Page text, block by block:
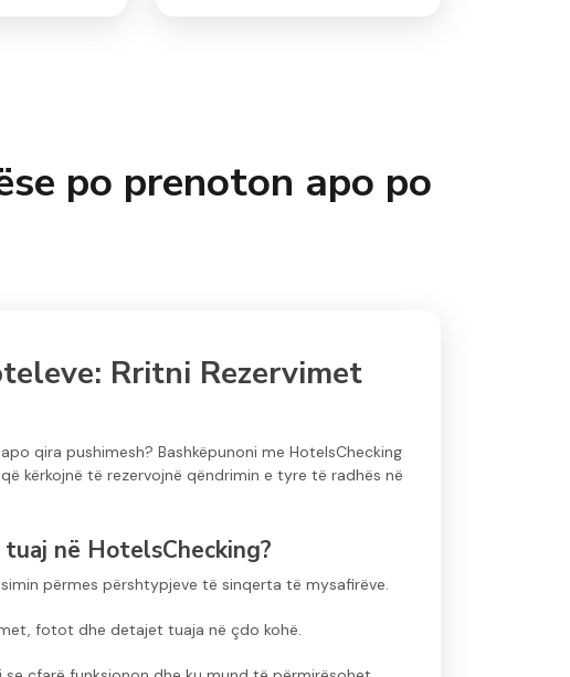
po prenoton apo po
Rritni Rezervimet
qira pushimesh? Bashkëpunoni me HotelsChecking
kërkojnë të rezervojnë qëndrimin e tyre të radhës në
në HotelsChecking?
përmes përshtypjeve të sinqerta të mysafirëve.
fotot dhe detajet tuaja në çdo kohë.